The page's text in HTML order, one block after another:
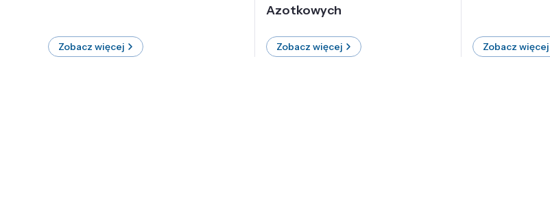
Zobacz więcej
Azotkowych
Zobacz więcej Zobacz więcej